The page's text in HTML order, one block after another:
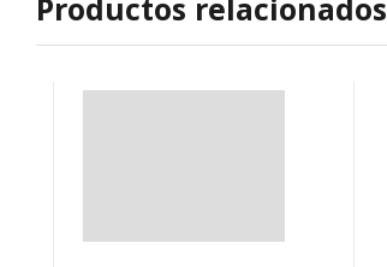
Productos relacionados